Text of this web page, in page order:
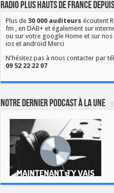
Radio Plus Hauts de France
Plus de 30 000 auditeurs écoutent
fm , en DAB+ et également sur
ou sur votre google Home et sur
ios et android Merci
N'hésitez pas à nous contacter par
09 52 22 22 07
Notre dernier podcast à la une